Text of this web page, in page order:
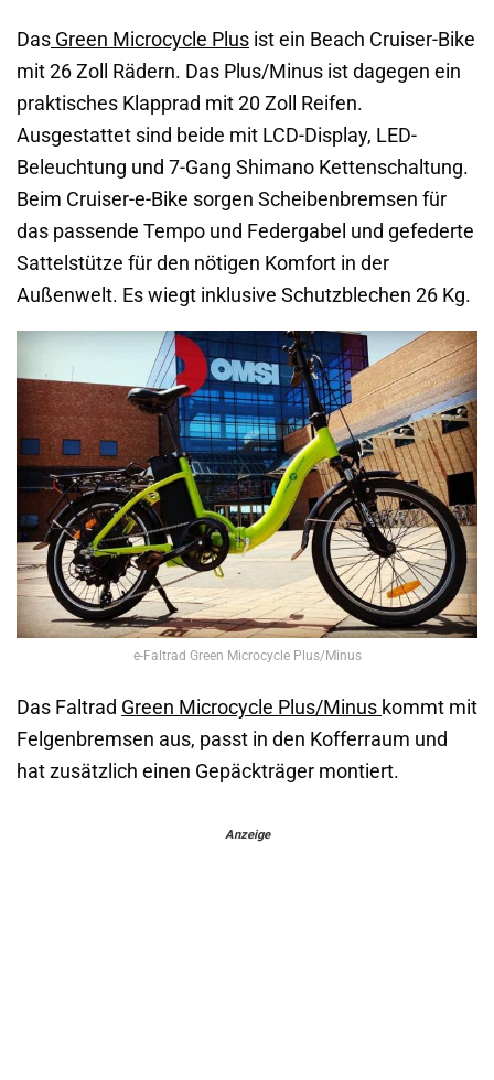
Das Green Microcycle Plus ist ein Beach Cruiser-Bike
mit 26 Zoll Rädern. Das Plus/Minus ist dagegen ein
praktisches Klapprad mit 20 Zoll Reifen.
Ausgestattet sind beide mit LCD-Display, LED-
Beleuchtung und 7-Gang Shimano Kettenschaltung.
Beim Cruiser-e-Bike sorgen Scheibenbremsen für
das passende Tempo und Federgabel und gefederte
Sattelstütze für den nötigen Komfort in der
Außenwelt. Es wiegt inklusive Schutzblechen 26 Kg.
e-Faltrad Green Microcycle Plus/Minus
Das Faltrad Green Microcycle Plus/Minus kommt mit
Felgenbremsen aus, passt in den Kofferraum und
hat zusätzlich einen Gepäckträger montiert.
Anzeige